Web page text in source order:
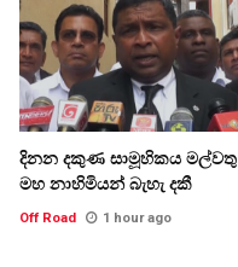
දිනන දකුණ සාමූහිකය මල්වතු
මහ නාහිමියන් බැහැ දකී
Off Road 1 hour ago